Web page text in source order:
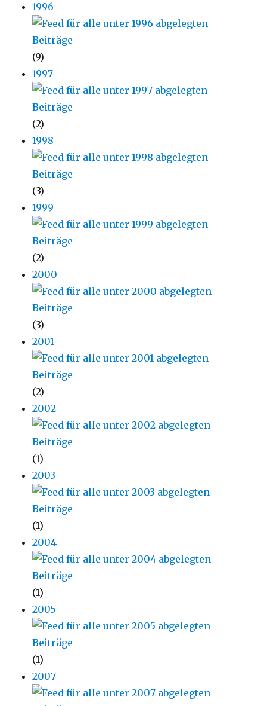
1996
(9)
1997
(2)
1998
(3)
1999
(2)
2000
(3)
2001
(2)
2002
(1)
2003
(1)
2004
(1)
2005
(1)
2007